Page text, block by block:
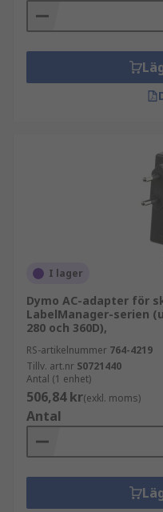
I lager
Dymo AC-adapter för
LabelManager-serien
280 och 360D),
RS-artikelnummer 764-4219
Tillv. art.nr S0721440
Antal (1 enhet)
506,84 kr(exkl. moms)
Antal